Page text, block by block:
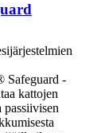
Safeguard -
kattojen